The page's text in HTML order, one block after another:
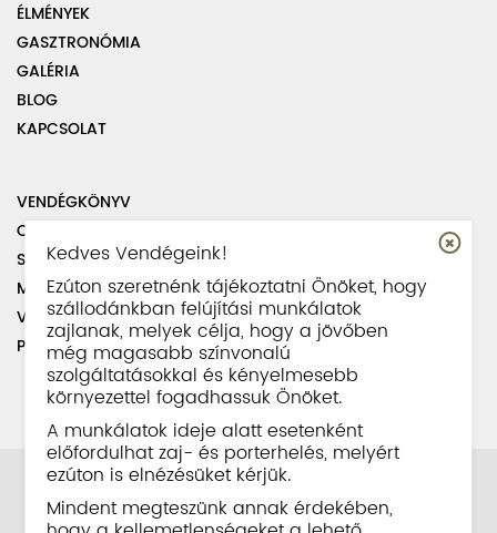
ÉLMÉNYEK
GASZTRONÓMIA
GALÉRIA
BLOG
KAPCSOLAT
VENDÉGKÖNYV
OLDALTÉRKÉP
SZABÁLYZATOK
MUNKATÁRSAINK
VISSZAÉLÉS BEJELENTÉSI SZABÁLYZAT
PARKOLÁS INFORMÁCIÓ
Kedves Vendégeink!
Ezúton szeretnénk tájékoztatni Önöket, hogy
szállodánkban felújítási munkálatok
zajlanak, melyek célja, hogy a jövőben
még magasabb színvonalú
szolgáltatásokkal és kényelmesebb
környezettel fogadhassuk Önöket.
A munkálatok ideje alatt esetenként
előfordulhat zaj- és porterhelés, melyért
ezúton is elnézésüket kérjük.
Mindent megteszünk annak érdekében,